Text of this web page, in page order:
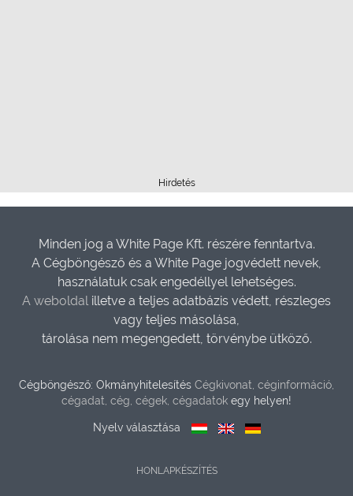
Hirdetés
Minden jog a White Page Kft. részére fenntartva.
A Cégböngésző és a White Page jogvédett nevek,
használatuk csak engedéllyel lehetséges.
A weboldal illetve a teljes adatbázis védett, részleges
vagy teljes másolása,
tárolása nem megengedett, törvénybe ütköző.
Cégböngésző: Okmányhitelesítés Cégkivonat, céginformáció,
cégadat, cég, cégek, cégadatok egy helyen!
Nyelv választása
HONLAPKÉSZÍTÉS